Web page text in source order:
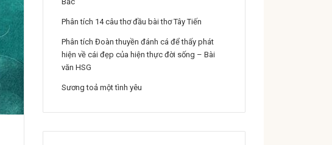
Phân tích 14 câu thơ đầu bài thơ Tây Tiến
Phân tích Đoàn thuyền đánh cá để thấy phát
hiện về cái đẹp của hiện thực đời sống – Bài
văn HSG
Sương toả một tình yêu